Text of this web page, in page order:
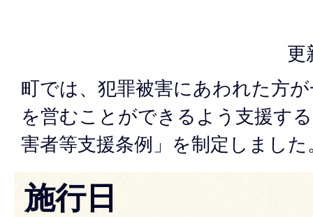
更
町では、犯罪被害にあわれた方
を営むことができるよう支援す
害者等支援条例」を制定しました
施行日